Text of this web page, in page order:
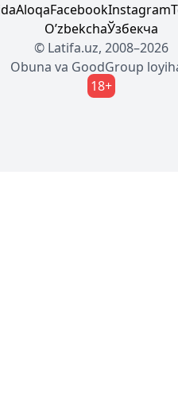
AloqaFacebookInstagram
OʼzbekchaЎзбекча
© Latifa.uz, 2008–2026
Obuna va GoodGroup
18+